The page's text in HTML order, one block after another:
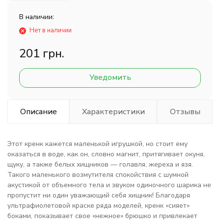
В наличии:
Нет в наличии
201 грн.
Уведомить
Описание Характеристики Отзывы
Этот кренк кажется маленькой игрушкой, но стоит ему
оказаться в воде, как он, словно магнит, притягивает окуня,
щуку, а также белых хищников — голавля, жереха и язя.
Такого маленького возмутителя спокойствия с шумной
акустикой от объемного тела и звуком одиночного шарика не
пропустит ни один уважающий себя хищник! Благодаря
ультрафиолетовой краске ряда моделей, кренк «сияет»
боками, показывает свое «нежное» брюшко и привлекает